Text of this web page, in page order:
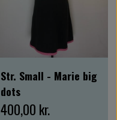
Str. Small - Marie big
dots
400,00 kr.